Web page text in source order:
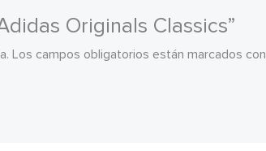
Originals Classics”
Los campos obligatorios están marcados con